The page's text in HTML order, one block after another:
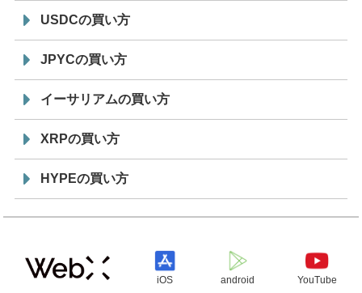
USDCの買い方
JPYCの買い方
イーサリアムの買い方
XRPの買い方
HYPEの買い方
iOS android YouTube